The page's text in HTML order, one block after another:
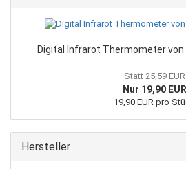
Digital Infrarot Thermometer von
Statt 25,59 EUR
Nur 19,90 EUR
19,90 EUR pro
Hersteller